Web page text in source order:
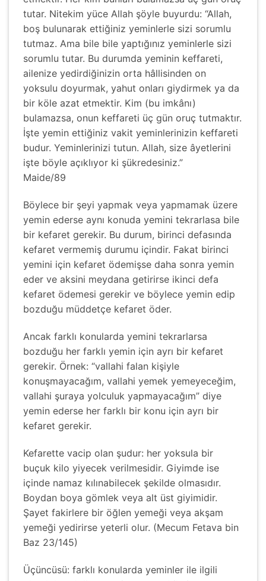
tutar. Nitekim yüce Allah şöyle buyurdu: “Allah,
boş bulunarak ettiğiniz yeminlerle sizi sorumlu
tutmaz. Ama bile bile yaptığınız yeminlerle sizi
sorumlu tutar. Bu durumda yeminin keffareti,
ailenize yedirdiğinizin orta hâllisinden on
yoksulu doyurmak, yahut onları giydirmek ya da
bir köle azat etmektir. Kim (bu imkânı)
bulamazsa, onun keffareti üç gün oruç tutmaktır.
İşte yemin ettiğiniz vakit yeminlerinizin keffareti
budur. Yeminlerinizi tutun. Allah, size âyetlerini
işte böyle açıklıyor ki şükredesiniz.”
Maide/89
Böylece bir şeyi yapmak veya yapmamak üzere
yemin ederse aynı konuda yemini tekrarlasa bile
bir kefaret gerekir. Bu durum, birinci defasında
kefaret vermemiş durumu içindir. Fakat birinci
yemini için kefaret ödemişse daha sonra yemin
eder ve aksini meydana getirirse ikinci defa
kefaret ödemesi gerekir ve böylece yemin edip
bozduğu müddetçe kefaret öder.
Ancak farklı konularda yemini tekrarlarsa
bozduğu her farklı yemin için ayrı bir kefaret
gerekir. Örnek: “vallahi falan kişiyle
konuşmayacağım, vallahi yemek yemeyeceğim,
vallahi şuraya yolculuk yapmayacağım” diye
yemin ederse her farklı bir konu için ayrı bir
kefaret gerekir.
Kefarette vacip olan şudur: her yoksula bir
buçuk kilo yiyecek verilmesidir. Giyimde ise
içinde namaz kılınabilecek şekilde olmasıdır.
Boydan boya gömlek veya alt üst giyimidir.
Şayet fakirlere bir öğlen yemeği veya akşam
yemeği yedirirse yeterli olur. (Mecum Fetava bin
Baz 23/145)
Üçüncüsü: farklı konularda yeminler ile ilgili